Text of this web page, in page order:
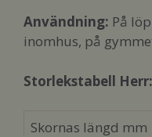
Användning: På
inomhus, på
Storlekstabell Herr:
Skornas längd mm